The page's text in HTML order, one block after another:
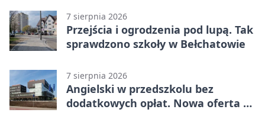
7 sierpnia 2026
Przejścia i ogrodzenia pod lupą. Tak
sprawdzono szkoły w Bełchatowie
7 sierpnia 2026
Angielski w przedszkolu bez
dodatkowych opłat. Nowa oferta w